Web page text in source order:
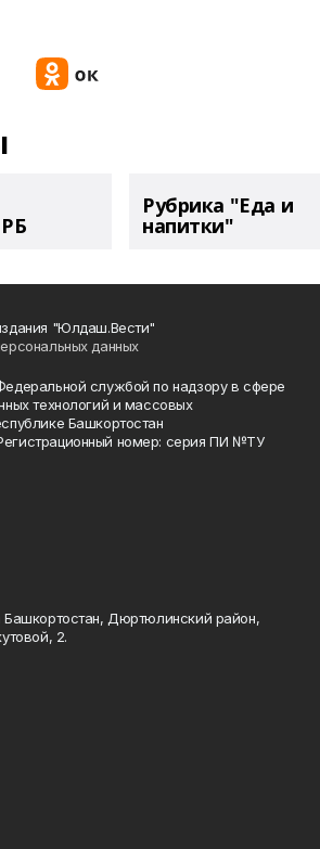
Рубрика "Еда и
напитки"
"Юлдаш.Вести"
данных
службой по надзору в сфере
технологий и массовых
Башкортостан
номер: серия ПИ №ТУ
Башкортостан, Дюртюлинский район,
2.